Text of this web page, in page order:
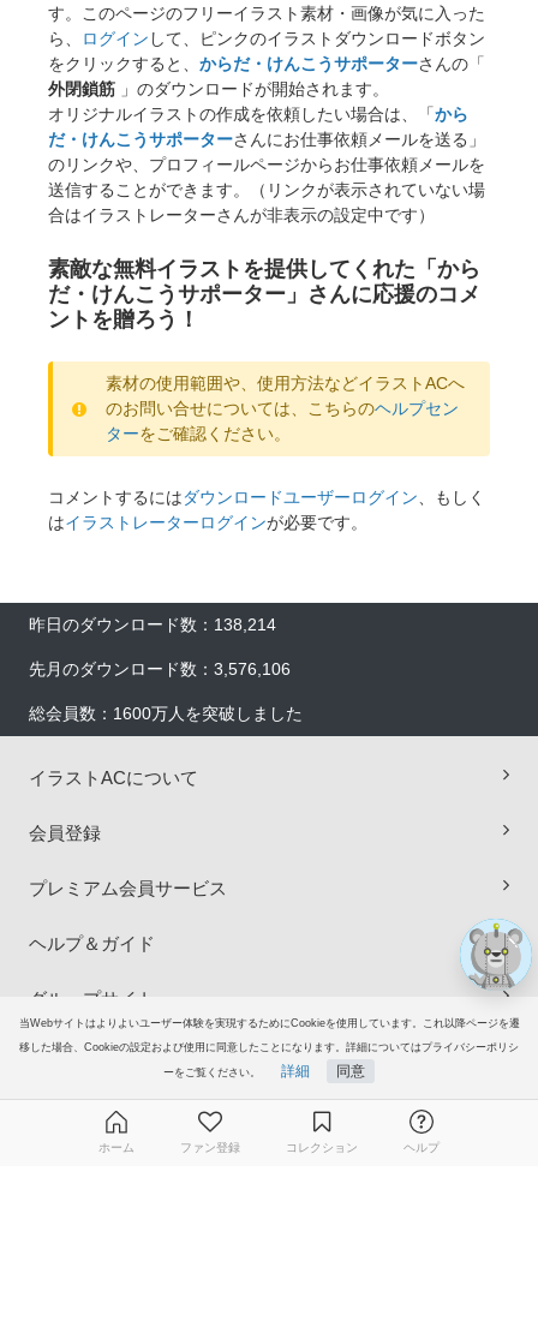
当Webサイトはよりよいユーザー体験を実現するためにCookieを使用しています。これ以降ページを遷
移した場合、Cookieの設定および使用に同意したことになります。詳細についてはプライバシーポリシ
ーをご覧ください。 詳細 同意
す。このページのフリーイラスト素材・画像が気に入った
ら、
ログイン して、ピンクのイラストダウンロードボタン
をクリックすると、 からだ・けんこうサポーターさんの「
外閉鎖筋 」のダウンロードが開始されます。
オリジナルイラストの作成を依頼したい場合は、「から
だ・けんこうサポーターさんにお仕事依頼メールを送る」
のリンクや、プロフィールページからお仕事依頼メールを
送信することができます。（リンクが表示されていない場
合はイラストレーターさんが非表示の設定中です）
素敵な無料イラストを提供してくれた「から
だ・けんこうサポーター」さんに応援のコメ
ントを贈ろう！
素材の使用範囲や、使用方法などイラストACへ
のお問い合せについては、こちらのヘルプセン
ターをご確認ください。
コメントするにはダウンロードユーザーログイン、もしく
はイラストレーターログインが必要です。
昨日のダウンロード数：138,214
先月のダウンロード数：3,576,106
総会員数：1600万人を突破しました
イラストACについて
会員登録
プレミアム会員サービス
ヘルプ＆ガイド
グループサイト
ご意見・ご要望
© 2006-2026 イラストAC
×
ホーム ファン登録 コレクション ヘルプ